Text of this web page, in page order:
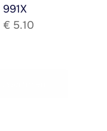
991X
€ 5.10